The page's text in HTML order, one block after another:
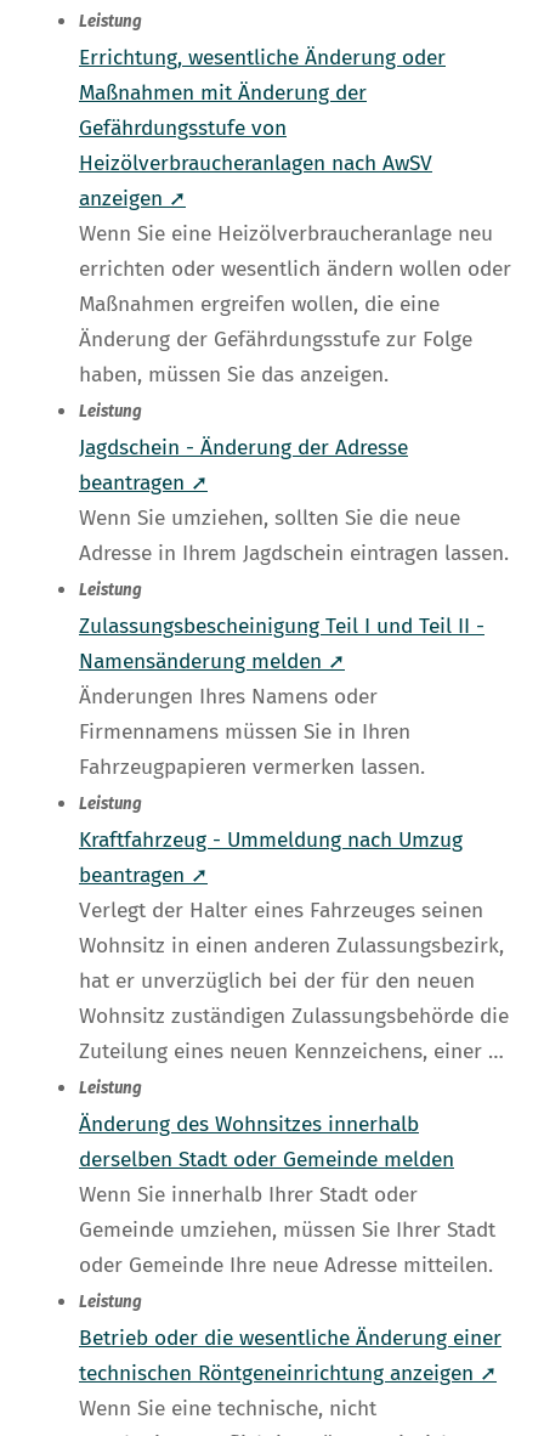
Leistung
Errichtung, wesentliche Änderung oder
Maßnahmen mit Änderung der
Gefährdungsstufe von
Heizölverbraucheranlagen nach AwSV
anzeigen ➚
Wenn Sie eine Heizölverbraucheranlage neu
errichten oder wesentlich ändern wollen oder
Maßnahmen ergreifen wollen, die eine
Änderung der Gefährdungsstufe zur Folge
haben, müssen Sie das anzeigen.
Leistung
Jagdschein - Änderung der Adresse
beantragen ➚
Wenn Sie umziehen, sollten Sie die neue
Adresse in Ihrem Jagdschein eintragen lassen.
Leistung
Zulassungsbescheinigung Teil I und Teil II -
Namensänderung melden ➚
Änderungen Ihres Namens oder
Firmennamens müssen Sie in Ihren
Fahrzeugpapieren vermerken lassen.
Leistung
Kraftfahrzeug - Ummeldung nach Umzug
beantragen ➚
Verlegt der Halter eines Fahrzeuges seinen
Wohnsitz in einen anderen Zulassungsbezirk,
hat er unverzüglich bei der für den neuen
Wohnsitz zuständigen Zulassungsbehörde die
Zuteilung eines neuen Kennzeichens, einer …
Leistung
Änderung des Wohnsitzes innerhalb
derselben Stadt oder Gemeinde melden
Wenn Sie innerhalb Ihrer Stadt oder
Gemeinde umziehen, müssen Sie Ihrer Stadt
oder Gemeinde Ihre neue Adresse mitteilen.
Leistung
Betrieb oder die wesentliche Änderung einer
technischen Röntgeneinrichtung anzeigen ➚
Wenn Sie eine technische, nicht